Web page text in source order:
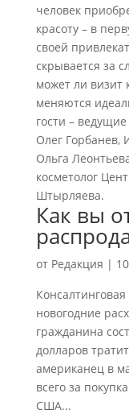
человек
красоту – в
своей
скрывается за
может ли визит
меняются
гости –
Олег Горбанев,
Ольга
косметолог
Штырляева.
Как вы
от Редакция |
новогодние
гражданина
долларов
американец в
всего за
США...